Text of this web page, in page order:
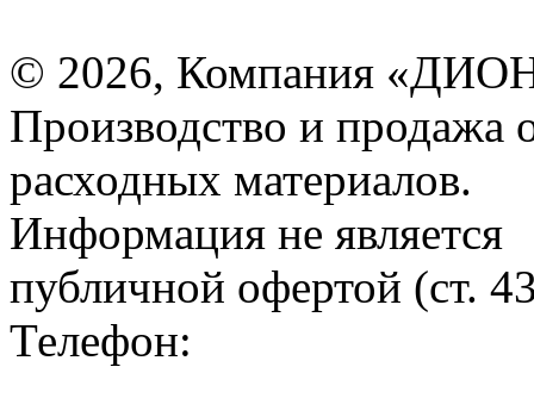
© 2026, Компания
Производство и продажа
расходных материалов.
Информация не является
публичной офертой (ст.
Телефон: